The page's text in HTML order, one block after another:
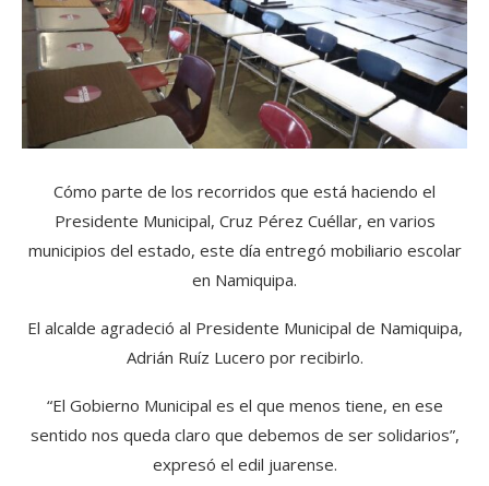
Cómo parte de los recorridos que está haciendo el
Presidente Municipal, Cruz Pérez Cuéllar, en varios
municipios del estado, este día entregó mobiliario escolar
en Namiquipa.
El alcalde agradeció al Presidente Municipal de Namiquipa,
Adrián Ruíz Lucero por recibirlo.
“El Gobierno Municipal es el que menos tiene, en ese
sentido nos queda claro que debemos de ser solidarios”,
expresó el edil juarense.